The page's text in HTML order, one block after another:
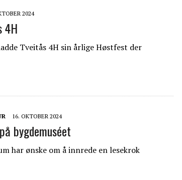
2024
4H
Tveitås 4H sin årlige Høstfest der
16. OKTOBER 2024
bygdemuséet
har ønske om å innrede en lesekrok